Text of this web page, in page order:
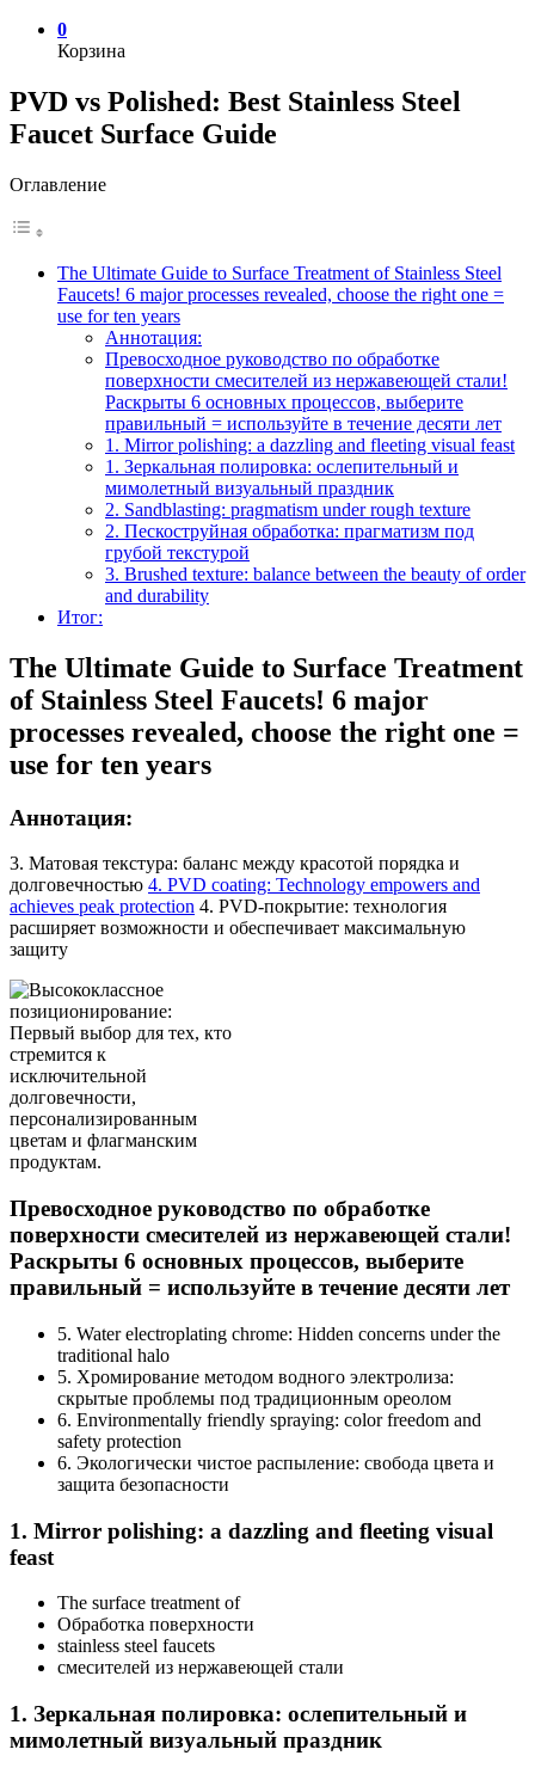
0
Корзина
PVD vs Polished: Best Stainless Steel
Faucet Surface Guide
Оглавление
The Ultimate Guide to Surface Treatment of Stainless Steel
Faucets! 6 major processes revealed, choose the right one =
use for ten years
Аннотация:
Превосходное руководство по обработке
поверхности смесителей из нержавеющей стали!
Раскрыты 6 основных процессов, выберите
правильный = используйте в течение десяти лет
1. Mirror polishing: a dazzling and fleeting visual feast
1. Зеркальная полировка: ослепительный и
мимолетный визуальный праздник
2. Sandblasting: pragmatism under rough texture
2. Пескоструйная обработка: прагматизм под
грубой текстурой
3. Brushed texture: balance between the beauty of order
and durability
Итог:
The Ultimate Guide to Surface Treatment
of Stainless Steel Faucets! 6 major
processes revealed, choose the right one =
use for ten years
Аннотация:
3. Матовая текстура: баланс между красотой порядка и
долговечностью 4. PVD coating: Technology empowers and
achieves peak protection 4. PVD-покрытие: технология
расширяет возможности и обеспечивает максимальную
защиту
Превосходное руководство по обработке
поверхности смесителей из нержавеющей стали!
Раскрыты 6 основных процессов, выберите
правильный = используйте в течение десяти лет
5. Water electroplating chrome: Hidden concerns under the
traditional halo
5. Хромирование методом водного электролиза:
скрытые проблемы под традиционным ореолом
6. Environmentally friendly spraying: color freedom and
safety protection
6. Экологически чистое распыление: свобода цвета и
защита безопасности
1. Mirror polishing: a dazzling and fleeting visual
feast
The surface treatment of
Обработка поверхности
stainless steel faucets
смесителей из нержавеющей стали
1. Зеркальная полировка: ослепительный и
мимолетный визуальный праздник